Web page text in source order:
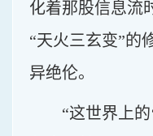
化着那股信息流
“天火三玄变”的
异绝伦。
“这世界上